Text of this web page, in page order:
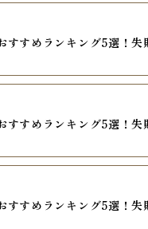
すすめランキング5選！
すすめランキング5選！
すすめランキング5選！